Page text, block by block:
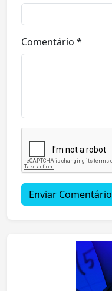
Comentário *
Enviar Comentário